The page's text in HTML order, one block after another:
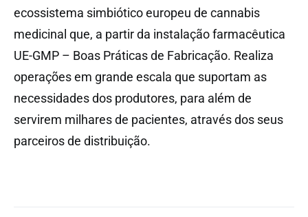
ecossistema simbiótico europeu de cannabis
medicinal que, a partir da instalação farmacêutica
UE-GMP – Boas Práticas de Fabricação. Realiza
operações em grande escala que suportam as
necessidades dos produtores, para além de
servirem milhares de pacientes, através dos seus
parceiros de distribuição.